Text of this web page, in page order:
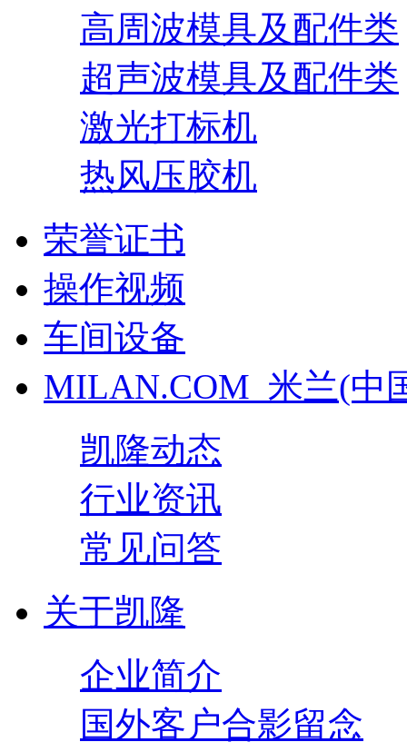
高周波模具及配件类
超声波模具及配件类
激光打标机
热风压胶机
荣誉证书
操作视频
车间设备
MILAN.COM_米兰(中
凯隆动态
行业资讯
常见问答
关于凯隆
企业简介
国外客户合影留念